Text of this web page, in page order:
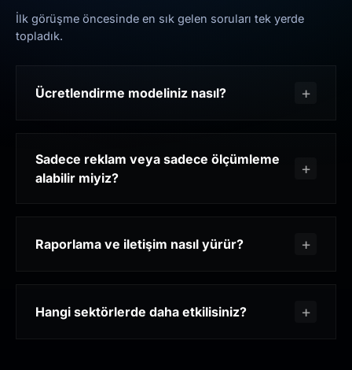
İlk görüşme öncesinde en sık gelen soruları tek yerde
topladık.
Ücretlendirme modeliniz nasıl?
Sadece reklam veya sadece ölçümleme
alabilir miyiz?
Raporlama ve iletişim nasıl yürür?
Hangi sektörlerde daha etkilisiniz?